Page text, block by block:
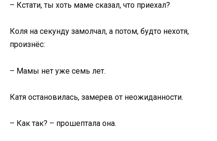
– Кстати, ты хоть маме сказал, что приехал?
Коля на секунду замолчал, а потом, будто нехотя,
произнёс:
– Мамы нет уже семь лет.
Катя остановилась, замерев от неожиданности.
– Как так? – прошептала она.